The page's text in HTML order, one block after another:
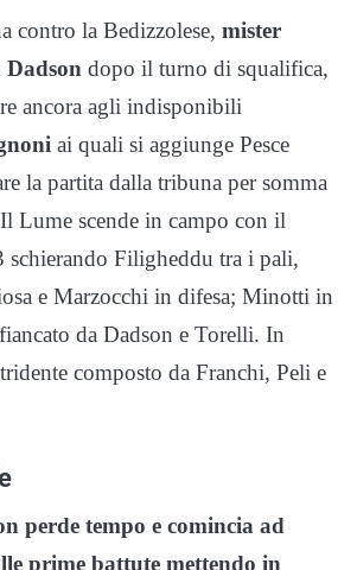
contro la Bedizzolese, mister
dopo il turno di squalifica,
ancora agli indisponibili
ai quali si aggiunge Pesce
la partita dalla tribuna per somma
Lume scende in campo con il
schierando Filigheddu tra i pali,
e Marzocchi in difesa; Minotti in
da Dadson e Torelli. In
composto da Franchi, Peli e
perde tempo e comincia ad
prime battute mettendo in